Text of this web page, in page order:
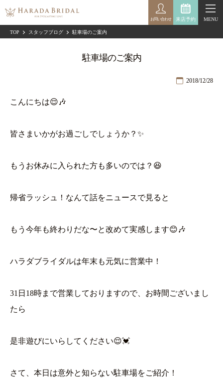
来店予約
お問い合わせ MENU
TOP スタッフブログ 駐車場のご案内
駐車場のご案内
2018/12/28
こんにちは😌🎶
皆さまいかがお過ごしでしょうか？✨
もうお休みに入られた方も多いのでは？😆
帰省ラッシュ！なんて話をニュースで見ると
もう今年も終わりだな〜と改めて実感します😊🎶
ハラダブライダルは年末も元気に営業中！
31日18時まで営業しておりますので、お時間ございまし
たら
是非遊びにいらしてください😌💓
さて、本日は意外と知らない駐車場をご紹介！